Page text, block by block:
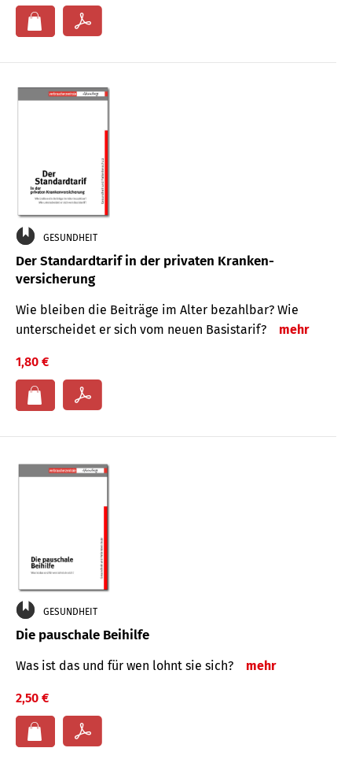
GESUNDHEIT
Der Standard­tarif in der privaten Kranken­
versicherung
Wie bleiben die Beiträge im Alter bezahlbar? Wie
unterscheidet er sich vom neuen Basistarif?
mehr
1,80 €
GESUNDHEIT
Die pauschale Beihilfe
Was ist das und für wen lohnt sie sich? mehr
2,50 €